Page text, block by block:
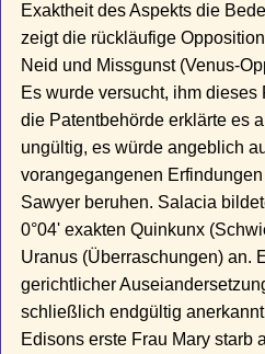
Exaktheit des Aspekts die
zeigt die rückläufige
Neid und Missgunst (Venus-
Es wurde versucht, ihm dieses
die Patentbehörde erklärte es
ungültig, es würde angeblich
vorangegangenen
Sawyer beruhen. Salacia
0°04' exakten Quinkunx
Uranus (Überraschungen) an.
gerichtlicher
schließlich endgültig
Edisons erste Frau Mary starb